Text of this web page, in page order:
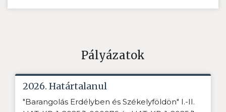
Pályázatok
2026. Határtalanul
"Barangolás Erdélyben és Székelyföldön" I.-II.